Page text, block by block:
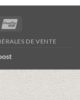
DE VENTE